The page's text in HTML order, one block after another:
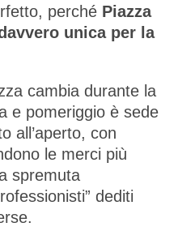
perché Piazza
unica per la
cambia durante la
e pomeriggio è sede
all’aperto, con
le merci più
spremuta
dediti